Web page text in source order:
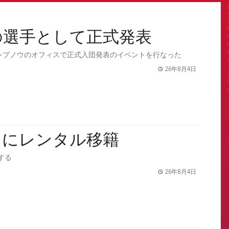
手として正式発表
ノウのオフィスで正式入団発表のイベントを行なった
26年8月4日
レンタル移籍
る
26年8月4日